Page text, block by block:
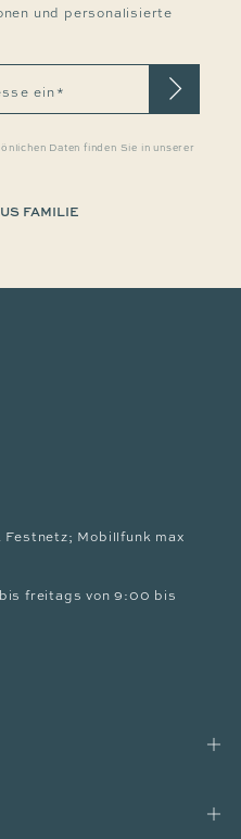
und personalisierte
ein*
Daten finden Sie in unserer
FAMILIE
Mobillfunk max
freitags von 9:00 bis